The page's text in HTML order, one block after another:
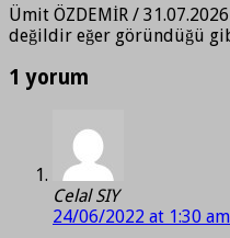
Ümit ÖZDEMİR /
değildir eğer göründüğü
1 yorum
Celal SIY
24/06/2022 at 1:30 am